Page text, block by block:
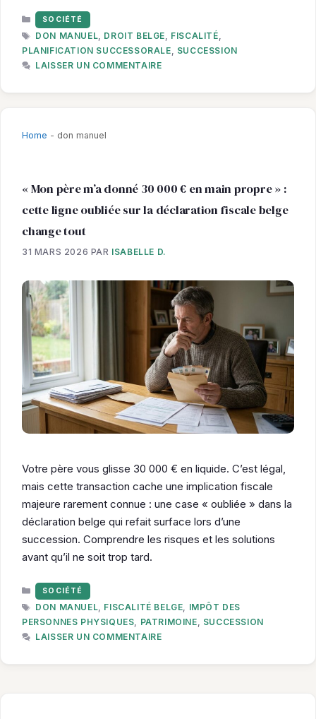
CATÉGORIES
SOCIÉTÉ
ÉTIQUETTES
DON MANUEL, DROIT BELGE, FISCALITÉ,
PLANIFICATION SUCCESSORALE, SUCCESSION
LAISSER UN COMMENTAIRE
Home - don manuel
« Mon père m’a donné 30 000 € en main propre » :
cette ligne oubliée sur la déclaration fiscale belge
change tout
31 MARS 2026 PAR ISABELLE D.
Votre père vous glisse 30 000 € en liquide. C’est légal,
mais cette transaction cache une implication fiscale
majeure rarement connue : une case « oubliée » dans la
déclaration belge qui refait surface lors d’une
succession. Comprendre les risques et les solutions
avant qu’il ne soit trop tard.
CATÉGORIES
SOCIÉTÉ
ÉTIQUETTES
DON MANUEL, FISCALITÉ BELGE, IMPÔT DES
PERSONNES PHYSIQUES, PATRIMOINE, SUCCESSION
LAISSER UN COMMENTAIRE